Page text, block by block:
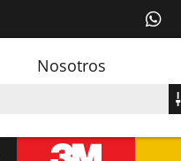
Nosotros